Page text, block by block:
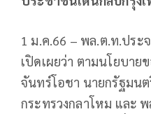
1 ม.ค.66 – พล.ต.ท.ประ
เปิดเผยว่า ตามนโยบาย
จันทร์โอชา นายกรัฐมน
กระทรวงกลาโหม และ